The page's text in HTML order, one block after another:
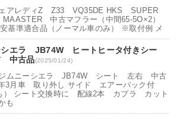
アレディZ Z33 VQ35DE HKS SUPER
中古マフラー（中間65-5O×2）
準適合品（ノーマル車のみ） ※取付例 メ
シエラ JB74W ヒートヒータ付きシー
中古品(2025/01/24)
ムニーシエラ JB74W シート 左右 中古
3月車 取り外し サイド エアーバック付
） シート交換時に 配線2本 カプラ カット
も